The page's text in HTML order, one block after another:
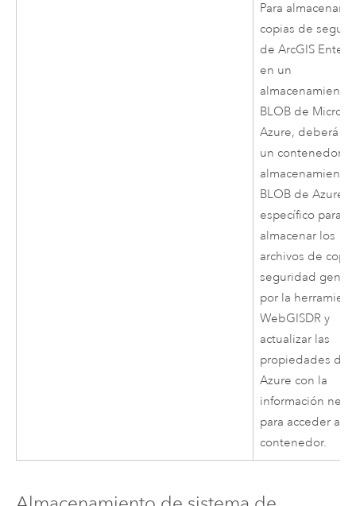
Para almacenar
copias de
deArcGIS
en un
almacenamiento
BLOB de
Azure, deberá
un contenedor
almacenamiento
BLOB deAzure
específico para
almacenar los
archivos de
seguridad
por la
WebGISDR y
actualizar las
propiedades de
Azure con la
información
para acceder al
contenedor.